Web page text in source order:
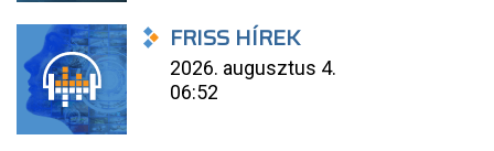
FRISS HÍREK
2026. augusztus 4.
06:52